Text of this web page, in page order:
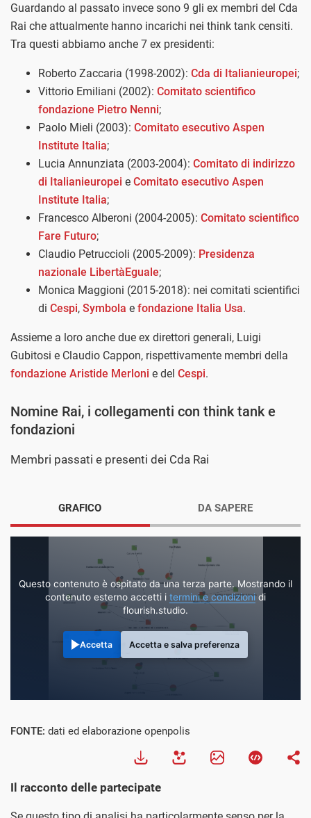
Guardando al passato invece sono 9 gli ex membri del Cda
Rai che attualmente hanno incarichi nei think tank censiti.
Tra questi abbiamo anche 7 ex presidenti:
Roberto Zaccaria (1998-2002): Cda di Italianieuropei;
Vittorio Emiliani (2002): Comitato scientifico
fondazione Pietro Nenni;
Paolo Mieli (2003): Comitato esecutivo Aspen
Institute Italia;
Lucia Annunziata (2003-2004): Comitato di indirizzo
di Italianieuropei e Comitato esecutivo Aspen
Institute Italia;
Francesco Alberoni (2004-2005): Comitato scientifico
Fare Futuro;
Claudio Petruccioli (2005-2009): Presidenza
nazionale LibertàEguale;
Monica Maggioni (2015-2018): nei comitati scientifici
di Cespi, Symbola e fondazione Italia Usa.
Assieme a loro anche due ex direttori generali, Luigi
Gubitosi e Claudio Cappon, rispettivamente membri della
fondazione Aristide Merloni e del Cespi.
Nomine Rai, i collegamenti con think tank e
fondazioni
Membri passati e presenti dei Cda Rai
GRAFICO
Questo contenuto è ospitato da una terza parte. Mostrando il
contenuto esterno accetti i termini e condizionidi
flourish.studio.
Accetta Accetta e salva preferenza
DA SAPERE
FONTE: dati ed elaborazione openpolis
Il racconto delle partecipate